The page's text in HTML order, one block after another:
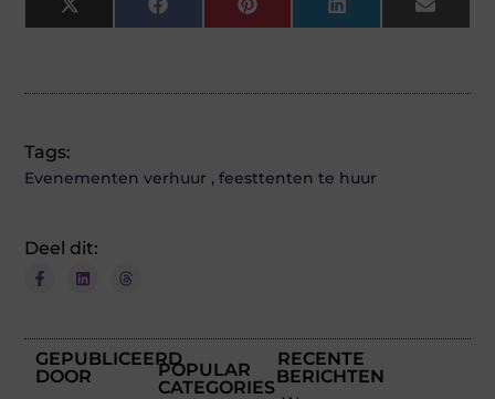
X
(Twitter)
FacebookPinterestLinkedInEmail
Tags:
Evenementen verhuur ,feesttenten te huur
Deel dit:
GEPUBLICEERD
DOOR
POPULAR
CATEGORIES
RECENTE
BERICHTEN